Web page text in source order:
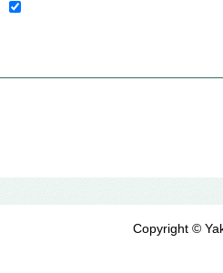
Copyright ©